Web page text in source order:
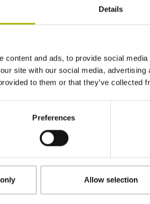
Details
content and ads, to provide social
site with our social media,
to them or that they’ve collected
Preferences
Allow selection
함을 확인합니다.*